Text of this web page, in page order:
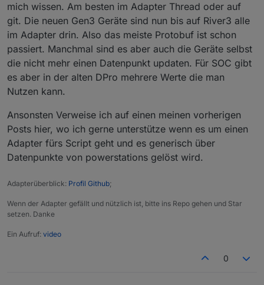
mich wissen. Am besten im Adapter Thread oder auf
git. Die neuen Gen3 Geräte sind nun bis auf River3 alle
im Adapter drin. Also das meiste Protobuf ist schon
passiert. Manchmal sind es aber auch die Geräte selbst
die nicht mehr einen Datenpunkt updaten. Für SOC gibt
es aber in der alten DPro mehrere Werte die man
Nutzen kann.
Ansonsten Verweise ich auf einen meinen vorherigen
Posts hier, wo ich gerne unterstütze wenn es um einen
Adapter fürs Script geht und es generisch über
Datenpunkte von powerstations gelöst wird.
Adapterüberblick: Profil Github;
Wenn der Adapter gefällt und nützlich ist, bitte ins Repo gehen und Star
setzen. Danke
Ein Aufruf: video
0